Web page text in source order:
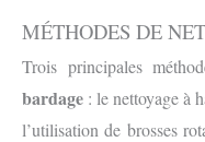
MÉTHODES DE
Trois principales
bardage : le nettoyage à
l’utilisation de brosses